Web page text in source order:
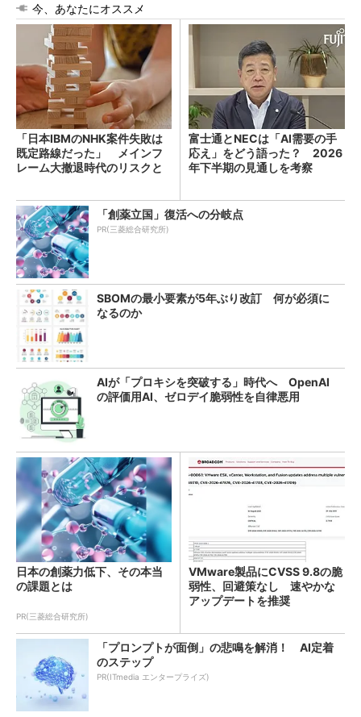
今、あなたにオススメ
「日本IBMのNHK案件失敗は
既定路線だった」 メインフ
レーム大撤退時代のリスクと
富士通とNECは「AI需要の手
応え」をどう語った？ 2026
年下半期の見通しを考察
「創薬立国」復活への分岐点
PR(三菱総合研究所)
SBOMの最小要素が5年ぶり改訂 何が必須に
なるのか
AIが「プロキシを突破する」時代へ OpenAI
の評価用AI、ゼロデイ脆弱性を自律悪用
日本の創薬力低下、その本当
の課題とは
PR(三菱総合研究所)
VMware製品にCVSS 9.8の脆
弱性、回避策なし 速やかな
アップデートを推奨
「プロンプトが面倒」の悲鳴を解消！ AI定着
のステップ
PR(ITmedia エンタープライズ)